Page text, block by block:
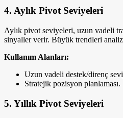
4. Aylık Pivot Seviyeleri
Aylık pivot seviyeleri, uzun vadeli
sinyaller verir. Büyük trendleri analiz
Kullanım Alanları:
Uzun vadeli destek/direnç
Stratejik pozisyon planlaması.
5. Yıllık Pivot Seviyeleri